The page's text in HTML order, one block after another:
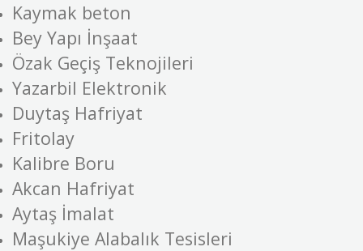
Kaymak beton
Bey Yapı İnşaat
Özak Geçiş Teknojileri
Yazarbil Elektronik
Duytaş Hafriyat
Fritolay
Kalibre Boru
Akcan Hafriyat
Aytaş İmalat
Maşukiye Alabalık Tesisleri